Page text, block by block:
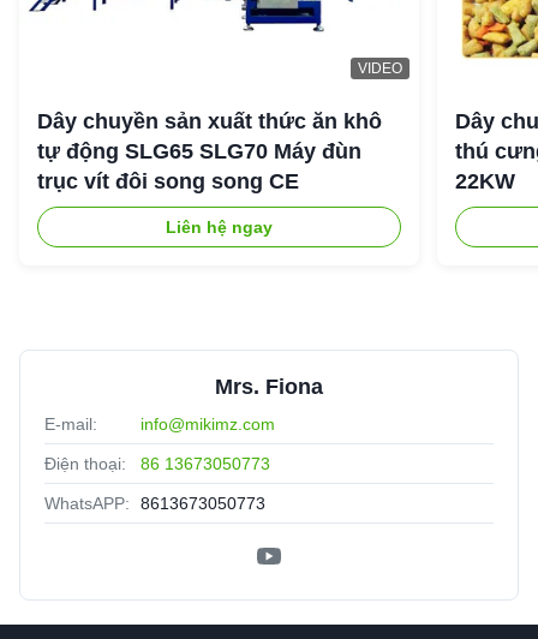
VIDEO
Dây chuyền sản xuất thức ăn khô
tự động SLG65 SLG70 Máy đùn
trục vít đôi song song CE
Liên hệ ngay
Dây
thú
22KW
Mrs. Fiona
E-mail: info@mikimz.com
Điện thoại: 86 13673050773
WhatsAPP: 8613673050773